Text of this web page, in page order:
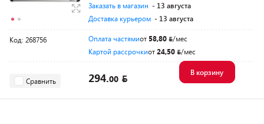
Заказать в магазин - 13 августа
Доставка курьером - 13 августа
Код: 268756 Оплата частямиот 58,80
/мес
Картой рассрочкиот24,50 /мес
Сравнить 294.00
В корзину